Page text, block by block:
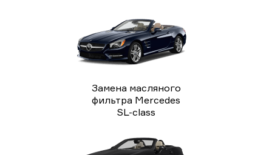
Замена масляного
фильтра Mercedes
SL-class